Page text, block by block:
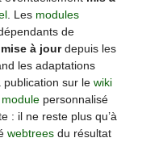
. Les modules
de
mise à jourdepuis les
les adaptations
sur le wiki
modulepersonnalisé
: il ne reste plus qu’à
webtreesdu résultat